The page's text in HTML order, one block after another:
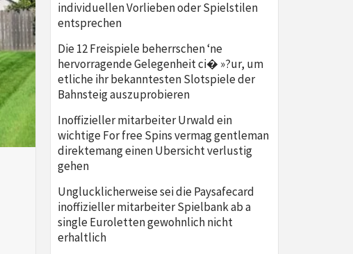
individuellen Vorlieben oder Spielstilen
entsprechen
Die 12 Freispiele beherrschen ‘ne
hervorragende Gelegenheit ci� »?ur, um
etliche ihr bekanntesten Slotspiele der
Bahnsteig auszuprobieren
Inoffizieller mitarbeiter Urwald ein
wichtige For free Spins vermag gentleman
direktemang einen Ubersicht verlustig
gehen
Unglucklicherweise sei die Paysafecard
inoffizieller mitarbeiter Spielbank ab a
single Euroletten gewohnlich nicht
erhaltlich